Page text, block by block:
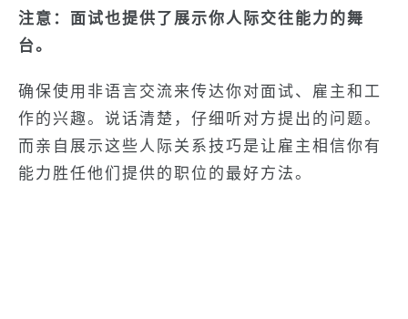
注意：面试也提供了展示你人际交往能力的舞
台。
确保使用非语言交流来传达你对面试、雇主和工
作的兴趣。说话清楚，仔细听对方提出的问题。
而亲自展示这些人际关系技巧是让雇主相信你有
能力胜任他们提供的职位的最好方法。